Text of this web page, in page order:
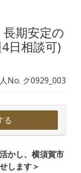
長期安定の
日相談可)
No. ク0929_003
る
かし、横須賀市
します＞